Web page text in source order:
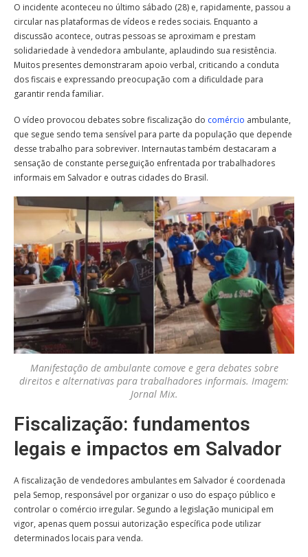
O incidente aconteceu no último sábado (28) e, rapidamente, passou a
circular nas plataformas de vídeos e redes sociais. Enquanto a
discussão acontece, outras pessoas se aproximam e prestam
solidariedade à vendedora ambulante, aplaudindo sua resistência.
Muitos presentes demonstraram apoio verbal, criticando a conduta
dos fiscais e expressando preocupação com a dificuldade para
garantir renda familiar.
O vídeo provocou debates sobre fiscalização do comércio ambulante,
que segue sendo tema sensível para parte da população que depende
desse trabalho para sobreviver. Internautas também destacaram a
sensação de constante perseguição enfrentada por trabalhadores
informais em Salvador e outras cidades do Brasil.
Manifestação de ambulante comove e gera debates sobre
direitos e alternativas para trabalhadores informais. Imagem:
Jornal Mix.
Fiscalização: fundamentos
legais e impactos em Salvador
A fiscalização de vendedores ambulantes em Salvador é coordenada
pela Semop, responsável por organizar o uso do espaço público e
controlar o comércio irregular. Segundo a legislação municipal em
vigor, apenas quem possui autorização específica pode utilizar
determinados locais para venda.